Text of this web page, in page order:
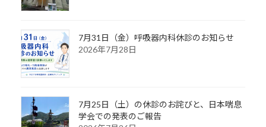
7月31日（金）呼吸器内科休診のお知らせ
2026年7月28日
7月25日（土）の休診のお詫びと、日本喘息
学会での発表のご報告